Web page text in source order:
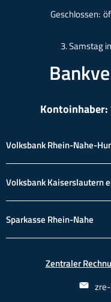
Klicken, um
Geschlossen:
3. Samstag
Kontoinhaber:
Volksbank Rhein-Nahe-
Volksbank Kaiserslautern
Sparkasse Rhein-Nahe
Zentraler